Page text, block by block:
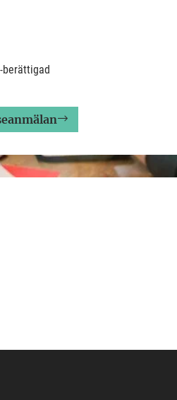
berättigad